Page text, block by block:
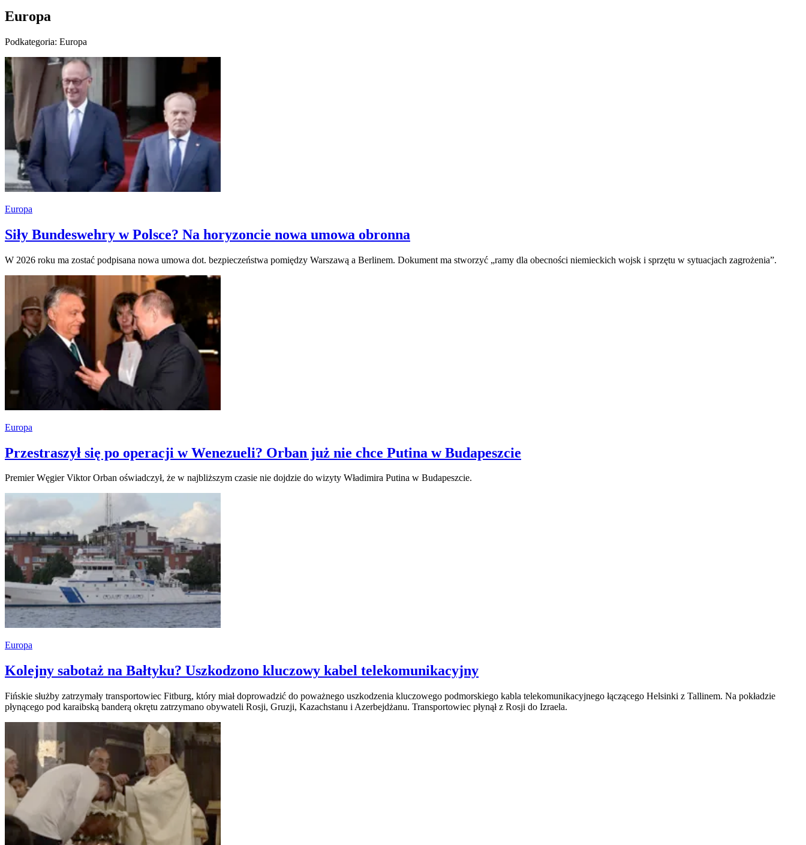
Europa
Podkategoria: Europa
Europa
Siły Bundeswehry w Polsce? Na horyzoncie nowa umowa obronna
W 2026 roku ma zostać podpisana nowa umowa dot. bezpieczeństwa pomiędzy Warszawą a Berlinem. Dokument ma stworzyć „ramy dla obecności niemieckich wojsk i sprzętu w sytuacjach zagrożenia”.
Europa
Przestraszył się po operacji w Wenezueli? Orban już nie chce Putina w Budapeszcie
Premier Węgier Viktor Orban oświadczył, że w najbliższym czasie nie dojdzie do wizyty Władimira Putina w Budapeszcie.
Europa
Kolejny sabotaż na Bałtyku? Uszkodzono kluczowy kabel telekomunikacyjny
Fińskie służby zatrzymały transportowiec Fitburg, który miał doprowadzić do poważnego uszkodzenia kluczowego podmorskiego kabla telekomunikacyjnego łączącego Helsinki z Tallinem. Na pokładzie
płynącego pod karaibską banderą okrętu zatrzymano obywateli Rosji, Gruzji, Kazachstanu i Azerbejdżanu. Transportowiec płynął z Rosji do Izraela.